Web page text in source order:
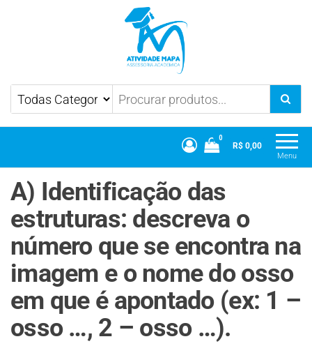
Atividade Mapa Mapa UniCesumar
Menu
0
R$ 0,00
A) Identificação das
estruturas: descreva o
número que se encontra na
imagem e o nome do osso
em que é apontado (ex: 1 –
osso …, 2 – osso …).